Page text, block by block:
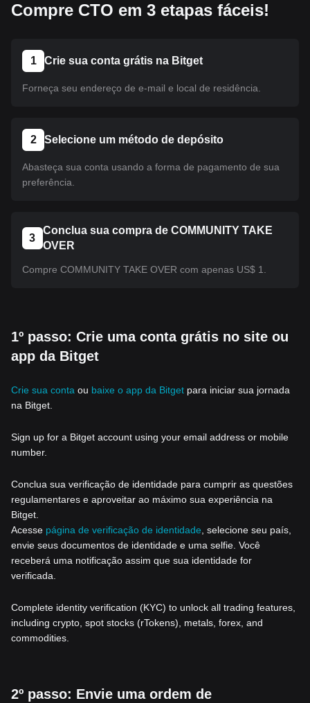
Quando estiver disponível na Bitget, você poderá
listadas na Bitget.
Compre CTO em 3 etapas fáceis!
1 Crie sua conta grátis na Bitget
Forneça seu endereço de e-mail e local de residência.
2 Selecione um método de depósito
Abasteça sua conta usando a forma de pagamento de sua
preferência.
3
Conclua sua compra de COMMUNITY TAKE
OVER
Compre COMMUNITY TAKE OVER com apenas US$ 1.
1º passo: Crie uma conta grátis no site ou
app da Bitget
Crie sua conta ou baixe o app da Bitget para iniciar sua jornada
na Bitget.
Sign up for a Bitget account using your email address or mobile
number.
Conclua sua verificação de identidade para cumprir as questões
regulamentares e aproveitar ao máximo sua experiência na
Bitget.
Acesse página de verificação de identidade , selecione seu país,
envie seus documentos de identidade e uma selfie. Você
receberá uma notificação assim que sua identidade for
verificada.
Complete identity verification (KYC) to unlock all trading features,
including crypto, spot stocks (rTokens), metals, forex, and
commodities.
2º passo: Envie uma ordem de